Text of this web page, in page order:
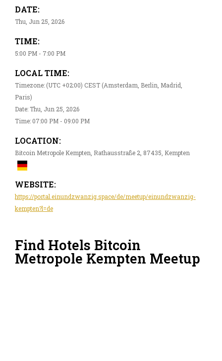
DATE:
Thu, Jun 25, 2026
TIME:
5:00 PM - 7:00 PM
LOCAL TIME:
Timezone: (UTC +02:00) CEST (Amsterdam, Berlin, Madrid,
Paris)
Date: Thu, Jun 25, 2026
Time: 07:00 PM - 09:00 PM
LOCATION:
Bitcoin Metropole Kempten, Rathausstraße 2, 87435, Kempten
WEBSITE:
https://portal.einundzwanzig.space/de/meetup/einundzwanzig-
kempten?l=de
Find Hotels Bitcoin
Metropole Kempten Meetup